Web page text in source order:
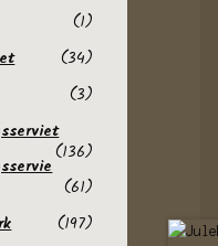
(1)
(34)
(3)
(136)
(61)
(197)